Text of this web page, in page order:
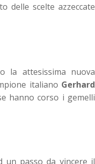
delle scelte azzeccate
la attesissima nuova
italiano Gerhard
hanno corso i gemelli
un passo da vincere il